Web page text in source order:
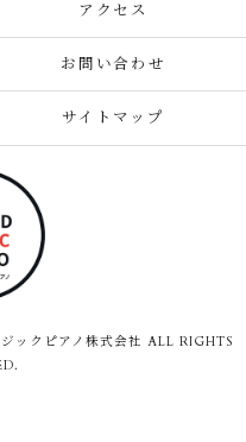
アクセス
お問い合わせ
サイトマップ
ックピアノ株式会社 ALL RIGHTS